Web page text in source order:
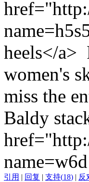
heels</a>
women's
miss the
Baldy
引用 | 回复 | 支持(18) | 反